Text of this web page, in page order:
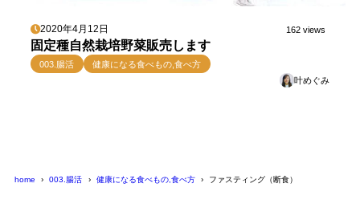
2020年4月12日 162 views
固定種自然栽培野菜販売します
003.腸活
健康になる食べもの,食べ方
叶めぐみ
home 003.腸活 健康になる食べもの,食べ方 ファスティング（断食）